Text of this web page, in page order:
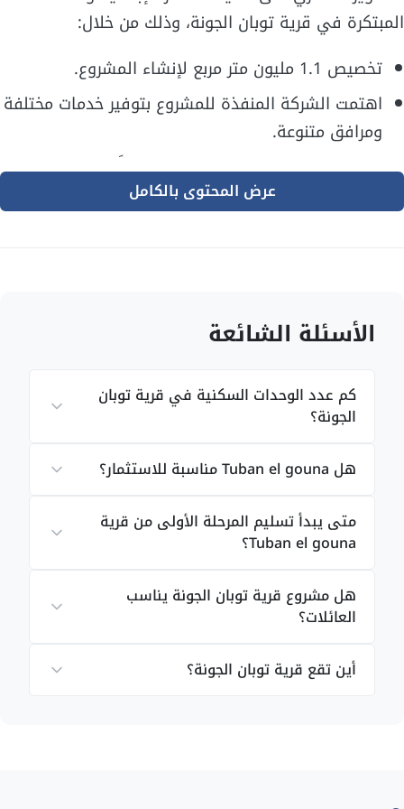
المبتكرة في قرية توبان الجونة، وذلك من خلال:
تخصيص 1.1 مليون متر مربع لإنشاء المشروع.
اهتمت الشركة المنفذة للمشروع بتوفير خدمات مختلفة
ومرافق متنوعة.
تتفاوت المساحات في قرية توبان وفقًا إلى نوع الوحدة
150 متر مربع إلى 250 متر.
إلى 200 متر مربع.
الجزء الأكبر من مساحة المشروع تم تخصيصها
منسجمة بين الطبيعة الخلابة والهندسة المعمارية
تم تخصيص 123 ألف متر مربع للوحدات السكنية من
السكان.
حرصت أوراسكوم على توفير خدمات ترفيهية ومرافق
متنوعة لجعل الحياة أكثر راحة وتميز.
عرض المحتوى بالكامل
الأسئلة الشائعة
كم عدد الوحدات السكنية في قرية توبان
الجونة؟
هل Tuban el gouna مناسبة للاستثمار؟
متى يبدأ تسليم المرحلة الأولى من قرية
Tuban el gouna؟
هل مشروع قرية توبان الجونة يناسب
العائلات؟
أين تقع قرية توبان الجونة؟